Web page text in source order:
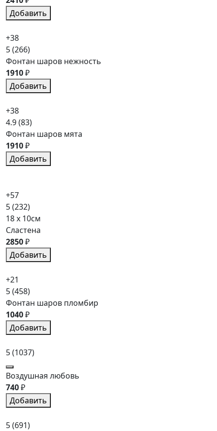
Добавить
+38
5(266)
Фонтан шаров нежность
1910₽
Добавить
+38
4.9(83)
Фонтан шаров мята
1910₽
Добавить
+57
5(232)
18 x 10см
Сластена
2850₽
Добавить
+21
5(458)
Фонтан шаров пломбир
1040₽
Добавить
5(1037)
Воздушная любовь
740₽
Добавить
5(691)